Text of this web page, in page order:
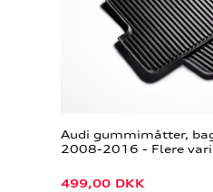
Audi gummimåtter,
2008-2016 - Flere
499,00 DKK